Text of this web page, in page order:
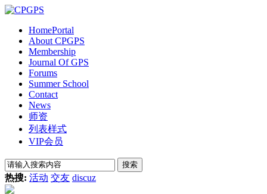
HomePortal
About CPGPS
Membership
Journal Of GPS
Forums
Summer School
Contact
News
师资
列表样式
VIP会员
搜索
热搜: 活动 交友 discuz